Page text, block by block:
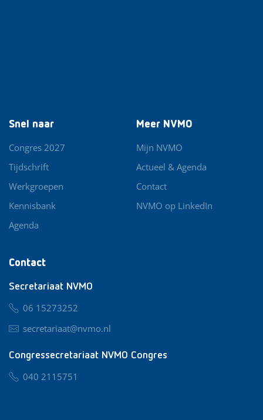
Contact
Secretariaat NVMO
06 15273252
secretariaat@nvmo.nl
Congressecretariaat NVMO Congres
040 2115751
Snel naar
Congres 2027
Tijdschrift
Werkgroepen
Kennisbank
Agenda
Meer NVMO
Mijn NVMO
Actueel & Agenda
Contact
NVMO op LinkedIn